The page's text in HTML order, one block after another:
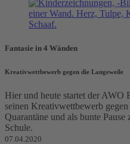
Fantasie in 4 Wänden
Kreativwettbewerb gegen die Langeweile
Hier und heute startet der AWO
seinen Kreativwettbewerb
Quarantäne und als bunte
Schule.
07.04.2020